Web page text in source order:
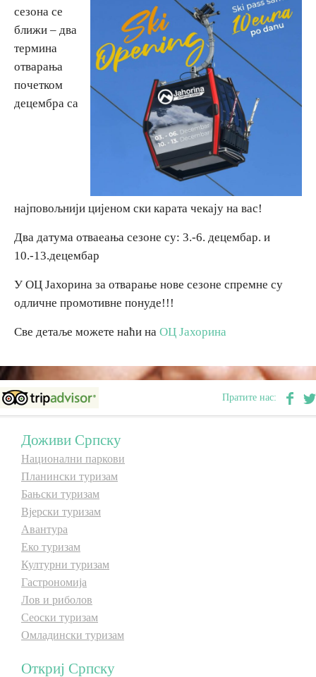
Вјерски туризам
Авантура
Лов и риболов
Омладински туризам
Списак дестинација
Мапа дестинација
Манифестације
Смјештај
Мултимедија
Фото
Видео
сезона се
ближи – два
термина
отварања
почетком
децембра са
најповољнији цијеном ски карата чекају на вас!
Два датума отваеања сезоне су: 3.-6. децембар. и
10.-13.децембар
У ОЦ Јахорина за отварање нове сезоне спремне су
одличне промотивне понуде!!!
Све детаље можете наћи на ОЦ Јахорина
Пратите нас:
Доживи Српску
Национални паркови
Планински туризам
Бањски туризам
Вјерски туризам
Авантура
Еко туризам
Културни туризам
Гастрономија
Лов и риболов
Сеоски туризам
Омладински туризам
Откриј Српску